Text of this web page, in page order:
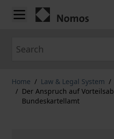
Skip to Content
Home / Law & Legal System /
/ Der Anspruch auf
Bundeskartellamt